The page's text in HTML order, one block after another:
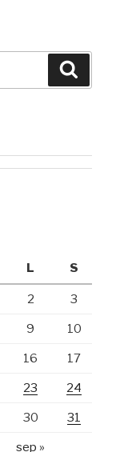
L S
2 3
9 10
16 17
23 24
30 31
sep »